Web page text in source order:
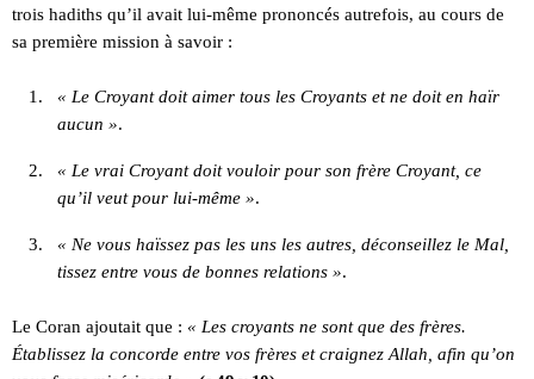
trois hadiths qu’il avait lui-même prononcés autrefois, au cours de
sa première mission à savoir :
« Le Croyant doit aimer tous les Croyants et ne doit en haïr
aucun ».
« Le vrai Croyant doit vouloir pour son frère Croyant, ce
qu’il veut pour lui-même ».
« Ne vous haïssez pas les uns les autres, déconseillez le Mal,
tissez entre vous de bonnes relations ».
Le Coran ajoutait que : « Les croyants ne sont que des frères.
Établissez la concorde entre vos frères et craignez Allah, afin qu’on